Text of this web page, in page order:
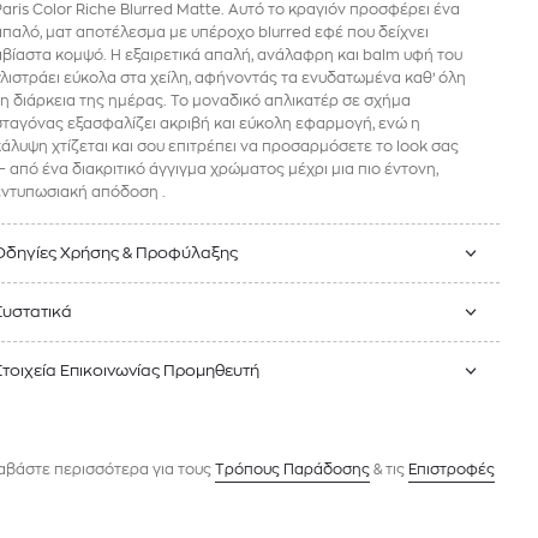
Color Riche Blurred Matte. Αυτό το κραγιόν προσφέρει ένα
ματ αποτέλεσμα με υπέροχο blurred εφέ που δείχνει
κομψό. Η εξαιρετικά απαλή, ανάλαφρη και balm υφή του
εύκολα στα χείλη, αφήνοντάς τα ενυδατωμένα καθ’ όλη
διάρκεια της ημέρας. Το μοναδικό απλικατέρ σε σχήμα
εξασφαλίζει ακριβή και εύκολη εφαρμογή, ενώ η
χτίζεται και σου επιτρέπει να προσαρμόσετε το look σας
από ένα διακριτικό άγγιγμα χρώματος μέχρι μια πιο έντονη,
απόδοση .
Χρήσης & Προφύλαξης
Επικοινωνίας Προμηθευτή
περισσότερα για τους Tρόπους Παράδοσης & τις Επιστροφές